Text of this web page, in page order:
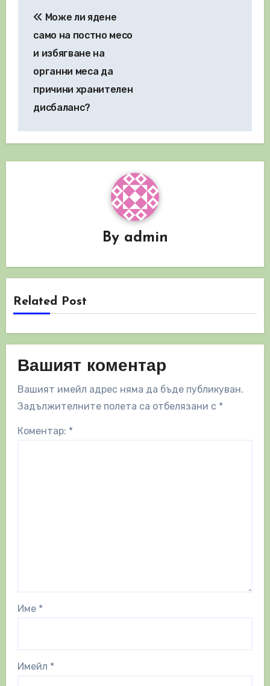
Може ли ядене
само на постно месо
и избягване на
органни меса да
причини хранителен
дисбаланс?
By admin
Related Post
Вашият коментар
Вашият имейл адрес няма да бъде публикуван.
Задължителните полета са отбелязани с *
Коментар: *
Име *
Имейл *